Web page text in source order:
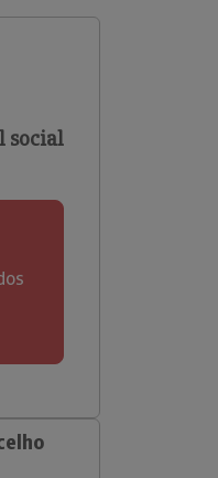
incumprimento dos
social